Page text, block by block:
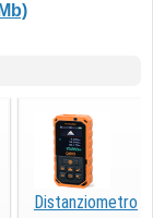
Distanziometro